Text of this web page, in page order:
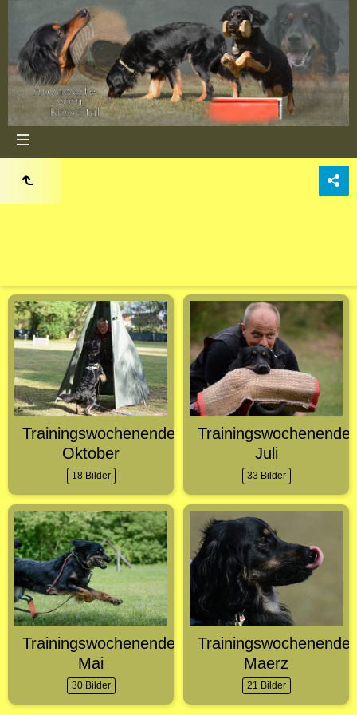
Trainingswochenende
Oktober
18 Bilder
Trainingswochenende
Juli
33 Bilder
Trainingswochenende
Mai
30 Bilder
Trainingswochenende
Maerz
21 Bilder